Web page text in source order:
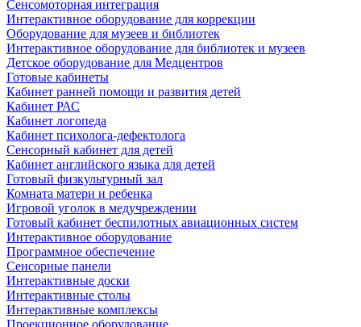
Сенсомоторная интеграция
Интерактивное оборудование для коррекции
Оборудование для музеев и библиотек
Интерактивное оборудование для библиотек и музеев
Детское оборудование для Медцентров
Готовые кабинеты
Кабинет ранней помощи и развития детей
Кабинет РАС
Кабинет логопеда
Кабинет психолога-дефектолога
Сенсорный кабинет для детей
Кабинет английского языка для детей
Готовый физкультурный зал
Комната матери и ребенка
Игровой уголок в медучреждении
Готовый кабинет беспилотных авиационных систем
Интерактивное оборудование
Программное обеспечение
Сенсорные панели
Интерактивные доски
Интерактивные столы
Интерактивные комплексы
Проекционное оборудование